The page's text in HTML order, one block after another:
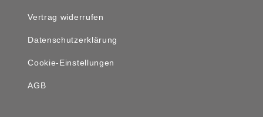
Vertrag widerrufen
Datenschutzerklärung
Cookie-Einstellungen
AGB